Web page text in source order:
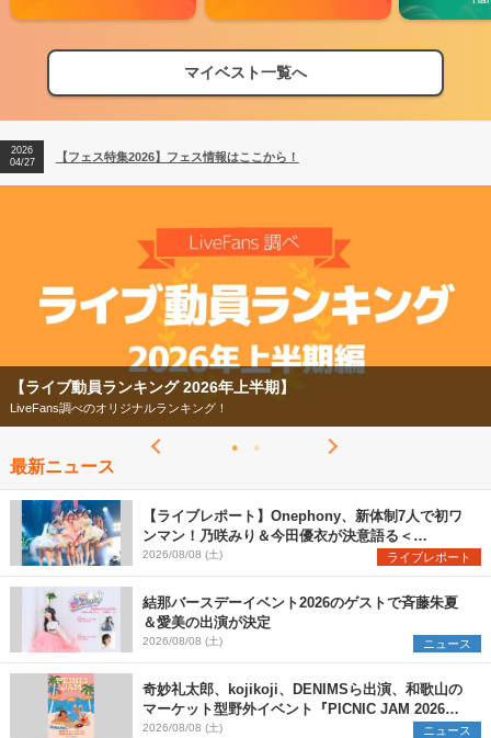
マイベスト一覧へ
【フェス特集2026】フェス情報はここから！
【ライブ動員ランキング】2026年上半期編発表！
2026
04/27
【フェス特集2026】フェス情報はここから！
2026
動員ランキング 2026年上半期】
べのオリジナルランキング！
最新ニュース
【ライブレポート】Onephony、新体制7人で初ワ
ンマン！乃咲みり＆今田優衣が決意語る＜
Onephony新体制1st Oneman Live はじまりの夏
＞
2026/08/08 (土) ライブレポート
結那バースデーイベント2026のゲストで斉藤朱夏
＆愛美の出演が決定
2026/08/08 (土) ニュース
奇妙礼太郎、kojikoji、DENIMSら出演、和歌山の
マーケット型野外イベント『PICNIC JAM 2026』
早割チケット発売開始
2026/08/08 (土) ニュース